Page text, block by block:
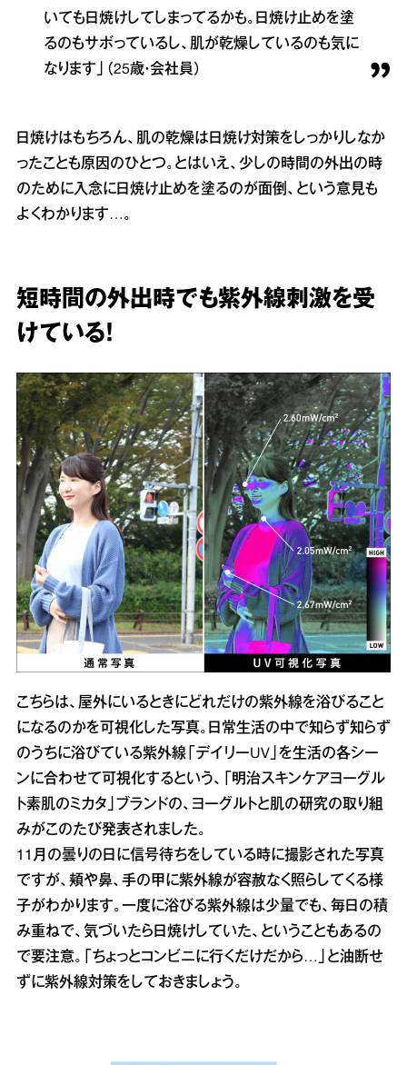
いても日焼けしてしまってるかも。日焼け止めを塗
るのもサボっているし、肌が乾燥しているのも気に
なります」（25歳・会社員）
日焼けはもちろん、肌の乾燥は日焼け対策をしっかりしなか
ったことも原因のひとつ。とはいえ、少しの時間の外出の時
のために入念に日焼け止めを塗るのが面倒、という意見も
よくわかります…。
短時間の外出時でも紫外線刺激を受
けている！
こちらは、屋外にいるときにどれだけの紫外線を浴びること
になるのかを可視化した写真。日常生活の中で知らず知らず
のうちに浴びている紫外線「デイリーUV」を生活の各シー
ンに合わせて可視化するという、「明治スキンケアヨーグル
ト素肌のミカタ」ブランドの、ヨーグルトと肌の研究の取り組
みがこのたび発表されました。
11月の曇りの日に信号待ちをしている時に撮影された写真
ですが、頬や鼻、手の甲に紫外線が容赦なく照らしてくる様
子がわかります。一度に浴びる紫外線は少量でも、毎日の積
み重ねで、気づいたら日焼けしていた、ということもあるの
で要注意。「ちょっとコンビニに行くだけだから…」と油断せ
ずに紫外線対策をしておきましょう。